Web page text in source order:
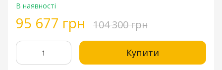
В наявності
95 677 грн 104 300 грн
Купити